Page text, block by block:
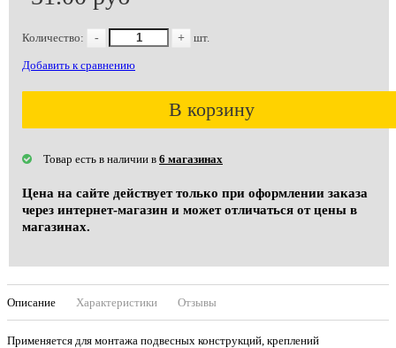
Количество: - + шт.
Добавить к сравнению
В корзину
Товар есть в наличии в 6 магазинах
Цена на сайте действует только при оформлении заказа
через интернет-магазин и может отличаться от цены в
магазинах.
Описание Характеристики Отзывы
Применяется для монтажа подвесных конструкций, креплений